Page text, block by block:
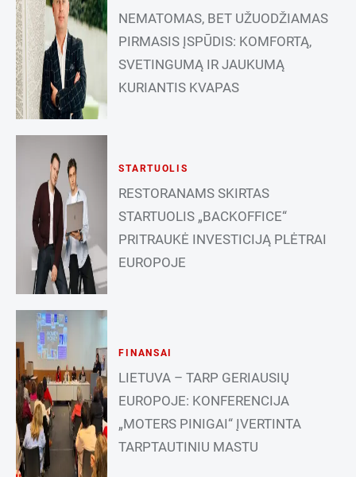
NEMATOMAS, BET UŽUODŽIAMAS
PIRMASIS ĮSPŪDIS: KOMFORTĄ,
SVETINGUMĄ IR JAUKUMĄ
KURIANTIS KVAPAS
STARTUOLIS
RESTORANAMS SKIRTAS
STARTUOLIS „BACKOFFICE“
PRITRAUKĖ INVESTICIJĄ PLĖTRAI
EUROPOJE
FINANSAI
LIETUVA – TARP GERIAUSIŲ
EUROPOJE: KONFERENCIJA
„MOTERS PINIGAI“ ĮVERTINTA
TARPTAUTINIU MASTU